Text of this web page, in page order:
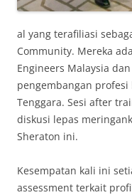
al yang terafiliasi
Community. Mereka
Engineers Malaysia
pengembangan
Tenggara. Sesi after
diskusi lepas
Sheraton ini.
Kesempatan kali ini
assessment terkait